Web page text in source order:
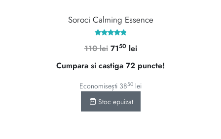
Soroci Calming Essence
5.00
110lei Prețul
inițial
fost:
110 lei.
7150 leiPrețul
este:
7150 lei.
Cumpara si castiga 72 puncte!
Economisești 3850 lei
Stoc epuizat